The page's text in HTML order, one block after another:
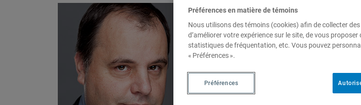
Préférences en matière de témoins
Nous utilisons des témoins (cookies) afin de collecter
d’améliorer votre expérience sur le site, de vous
statistiques de fréquentation, etc. Vous pouvez
« Préférences ».
Préférences